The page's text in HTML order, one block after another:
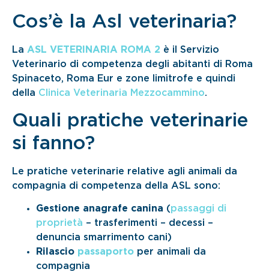
Cos’è la Asl veterinaria?
La ASL VETERINARIA ROMA 2 è il Servizio
Veterinario di competenza degli abitanti di Roma
Spinaceto, Roma Eur e zone limitrofe e quindi
della Clinica Veterinaria Mezzocammino.
Quali pratiche veterinarie
si fanno?
Le pratiche veterinarie relative agli animali da
compagnia di competenza della ASL sono:
Gestione anagrafe canina (passaggi di
proprietà – trasferimenti – decessi –
denuncia smarrimento cani)
Rilascio passaporto per animali da
compagnia